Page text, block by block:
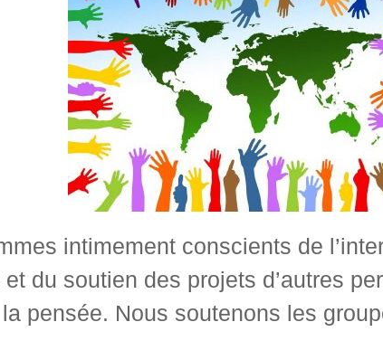
intimement conscients de
du soutien des projets d’autres
pensée. Nous soutenons les